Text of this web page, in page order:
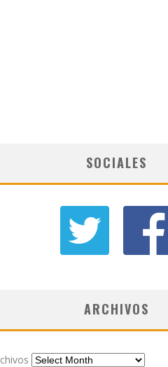
SOCIALES
ARCHIVOS